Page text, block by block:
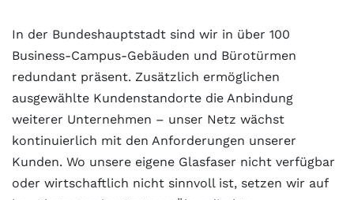
In der Bundeshauptstadt sind wir in über 100
Business-Campus-Gebäuden und Bürotürmen
redundant präsent. Zusätzlich ermöglichen
ausgewählte Kundenstandorte die Anbindung
weiterer Unternehmen – unser Netz wächst
kontinuierlich mit den Anforderungen unserer
Kunden. Wo unsere eigene Glasfaser nicht verfügbar
oder wirtschaftlich nicht sinnvoll ist, setzen wir auf